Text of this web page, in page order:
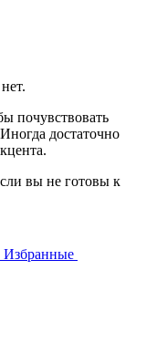
почувствовать
достаточно
вы не готовы к
Избранные